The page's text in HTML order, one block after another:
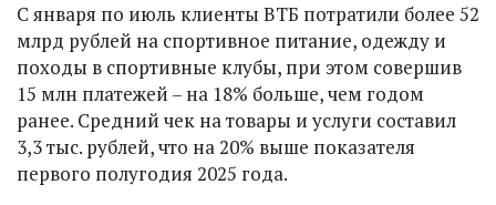
С января по июль клиенты ВТБ потратили более 52
млрд рублей на спортивное питание, одежду и
походы в спортивные клубы, при этом совершив
15 млн платежей – на 18% больше, чем годом
ранее. Средний чек на товары и услуги составил
3,3 тыс. рублей, что на 20% выше показателя
первого полугодия 2025 года.